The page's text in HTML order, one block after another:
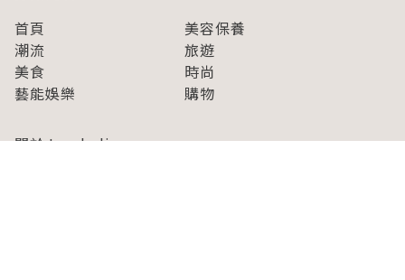
首頁
美容保養
潮流
旅遊
美食
時尚
藝能娛樂
購物
關於Japaholic